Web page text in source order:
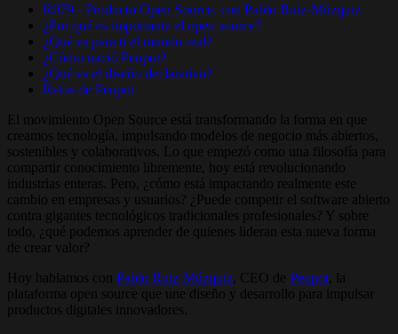
R079 - Producto Open Source, con Pablo Ruiz-Múzquiz
¿Por qué es importante el open source?
¿Qué es para ti el mundo real?
¿Cómo nació Penpot?
¿Qué es el diseño declarativo?
Retos de Penpot
El movimiento Open Source está transformando la forma en que
creamos tecnología, impulsando modelos de negocio más abiertos,
sostenibles y colaborativos. Lo que empezó como una filosofía para
compartir conocimiento libremente, hoy está revolucionando
industrias enteras. Pero, ¿cómo está impactando realmente este
cambio en empresas y usuarios? ¿Puede competir el software abierto
contra gigantes tecnológicos tradicionales profesionales? Y sobre
todo, ¿qué podemos aprender de quienes lideran esta nueva forma
de crear valor?
Hoy hablamos con Pablo Ruiz-Múzquiz , CEO de Penpot , la
plataforma open source que une diseño y desarrollo para impulsar
productos digitales innovadores.